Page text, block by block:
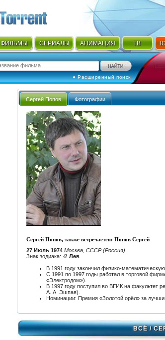
ФИЛЬМЫ СЕРИАЛЫ АНИМАЦИЯ ТВ
● Расширенный поиск
Сергей Попов Фотографии
Сергей Попов, также встречается: Попов Сергей
27 Июль 1974 Москва, СССР (Россия)
Знак зодиака: ♌ Лев
В 1991 году закончил физико-
С 1991 по 1997 годы работал в торговой
«Электродом»).
В 1997 году поступил во ВГИК на факультет
А. А. Эшпая).
Номинации: Премия «Золотой орёл» за
ВСЁ/